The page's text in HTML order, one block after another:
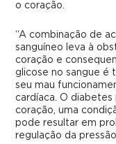
o coração.
“A combinação de
sanguíneo leva à
coração e
glicose no sangue é
seu mau
cardíaca. O
coração, uma
pode resultar em
regulação da